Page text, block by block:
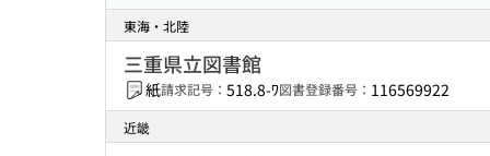
東海・北陸
三重県立図書館
紙請求記号： 518.8-ﾜ図書登録番号： 116569922
近畿